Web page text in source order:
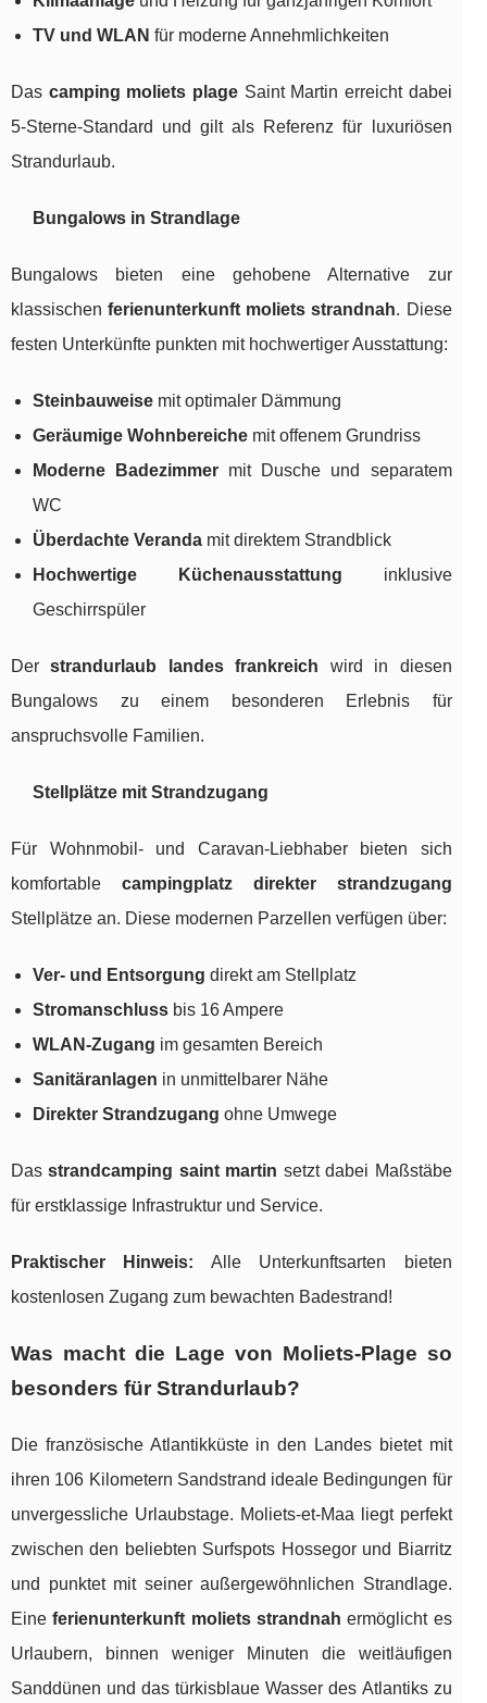
TV und WLAN für moderne Annehmlichkeiten
Das camping moliets plageSaint Martin erreicht dabei
5-Sterne-Standard und gilt als Referenz für luxuriösen
Strandurlaub.
Bungalows in Strandlage
Bungalows bieten eine gehobene Alternative zur
klassischenferienunterkunft moliets strandnah. Diese
festen Unterkünfte punkten mit hochwertiger Ausstattung:
Steinbauweise mit optimaler Dämmung
Geräumige Wohnbereiche mit offenem Grundriss
Moderne Badezimmer mit Dusche und separatem
WC
Überdachte Veranda mit direktem Strandblick
Hochwertige Küchenausstattung inklusive
Geschirrspüler
Derstrandurlaub landes frankreich wird in diesen
Bungalows zu einem besonderen Erlebnis für
anspruchsvolle Familien.
Stellplätze mit Strandzugang
Für Wohnmobil- und Caravan-Liebhaber bieten sich
komfortable campingplatz direkter strandzugang
Stellplätze an. Diese modernen Parzellen verfügen über:
Ver- und Entsorgung direkt am Stellplatz
Stromanschluss bis 16 Ampere
WLAN-Zugang im gesamten Bereich
Sanitäranlagen in unmittelbarer Nähe
Direkter Strandzugang ohne Umwege
Dasstrandcamping saint martin setzt dabei Maßstäbe
für erstklassige Infrastruktur und Service.
Praktischer Hinweis: Alle Unterkunftsarten bieten
kostenlosen Zugang zum bewachten Badestrand!
Was macht die Lage von Moliets-Plage so
besonders für Strandurlaub?
Die französische Atlantikküste in den Landes bietet mit
ihren 106 Kilometern Sandstrand ideale Bedingungen für
unvergessliche Urlaubstage. Moliets-et-Maa liegt perfekt
zwischen den beliebten Surfspots Hossegor und Biarritz
und punktet mit seiner außergewöhnlichen Strandlage.
Eineferienunterkunft moliets strandnah ermöglicht es
Urlaubern, binnen weniger Minuten die weitläufigen
Sanddünen und das türkisblaue Wasser des Atlantiks zu